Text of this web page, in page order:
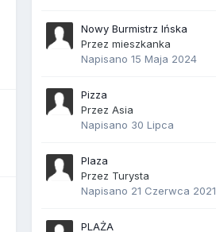
Nowy Burmistrz Ińska
Przez mieszkanka
Napisano 15 Maja 2024
Pizza
Przez Asia
Napisano 30 Lipca
Plaza
Przez Turysta
Napisano 21 Czerwca 2021
PLAŻA